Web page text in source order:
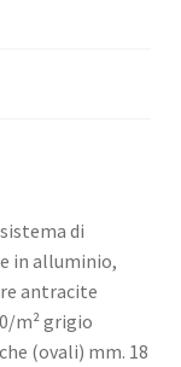
di
in alluminio,
antracite
m² grigio
(ovali) mm. 18